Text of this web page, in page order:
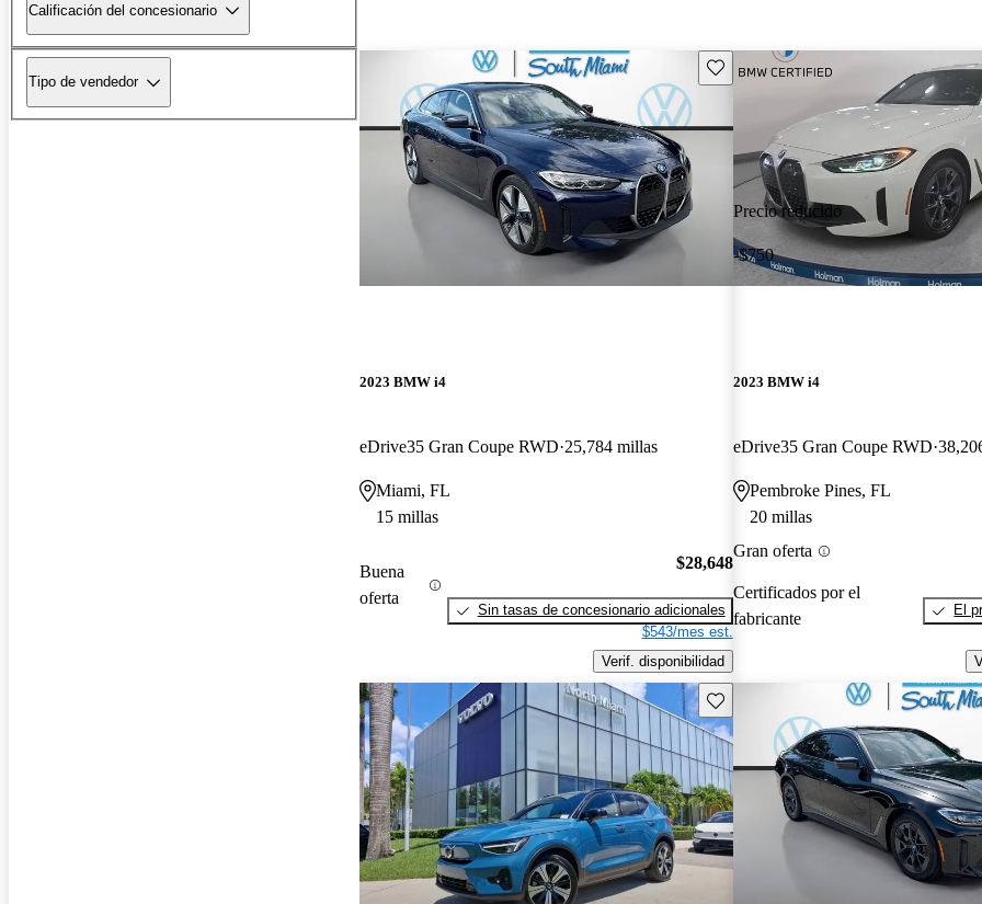
Calificación del concesionario
Tipo de vendedor
Guarda este Aviso
2023 BMW i4
eDrive35 Gran Coupe RWD 25,784 millas
Miami, FL
15 millas
Buena
oferta
$28,648
Sin tasas de concesionario adicionales
$543/mes est.
Verif. disponibilidad
Precio reducido
-$750
2023 BMW i4
eDrive35 Gran Coupe RWD
Pembroke Pines, FL
20 millas
Gran oferta
Certificados por el
fabricante
El
Guarda este Aviso